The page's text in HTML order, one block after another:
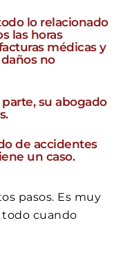
lo relacionado
las horas
médicas y
no
su abogado
de accidentes
un caso.
pasos. Es muy
cuando